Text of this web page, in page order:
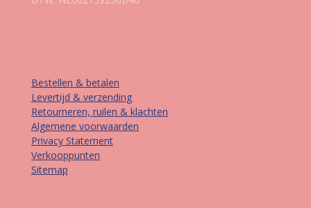
Bestellen & betalen
Levertijd & verzending
Retourneren, ruilen & klachten
Algemene voorwaarden
Privacy Statement
Verkooppunten
Sitemap